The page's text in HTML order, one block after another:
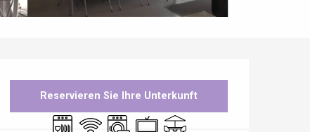
Öffnungszeiten & Kontaktdaten
Reservieren Sie Ihre Unterkunft
Geschirrspülmaschine
Wi-Fi Waschmaschine
Fernsehen
Terrasse